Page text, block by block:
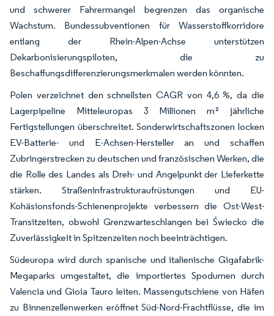
und schwerer Fahrermangel begrenzen das organische
Wachstum. Bundessubventionen für Wasserstoffkorridore
entlang der Rhein-Alpen-Achse unterstützen
Dekarbonisierungspiloten, die zu
Beschaffungsdifferenzierungsmerkmalen werden könnten.
Polen verzeichnet den schnellsten CAGR von 4,6 %, da die
Lagerpipeline Mitteleuropas 3 Millionen m² jährliche
Fertigstellungen überschreitet. Sonderwirtschaftszonen locken
EV-Batterie- und E-Achsen-Hersteller an und schaffen
Zubringerstrecken zu deutschen und französischen Werken, die
die Rolle des Landes als Dreh- und Angelpunkt der Lieferkette
stärken. Straßeninfrastrukturaufrüstungen und EU-
Kohäsionsfonds-Schienenprojekte verbessern die Ost-West-
Transitzeiten, obwohl Grenzwarteschlangen bei Świecko die
Zuverlässigkeit in Spitzenzeiten noch beeinträchtigen.
Südeuropa wird durch spanische und italienische Gigafabrik-
Megaparks umgestaltet, die importiertes Spodumen durch
Valencia und Gioia Tauro leiten. Massengutschiene von Häfen
zu Binnenzellenwerken eröffnet Süd-Nord-Frachtflüsse, die im